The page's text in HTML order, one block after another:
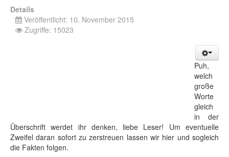
Details
Veröffentlicht: 10. November 2015
Zugriffe: 15023
Puh,
welch
große
Worte
gleich
in der
Überschrift werdet ihr denken, liebe Leser! Um eventuelle
Zweifel daran sofort zu zerstreuen lassen wir hier und sogleich
die Fakten folgen.